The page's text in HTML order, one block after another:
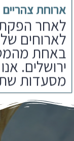
לאחר הפקת
לארוחים
באחת
ירושלים.
מסעדות